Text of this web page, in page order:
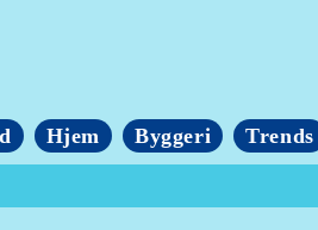
Hjem Byggeri Trends